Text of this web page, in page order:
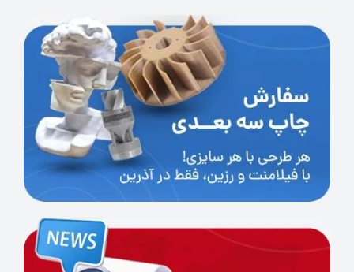
فیلامنت تمام می شود. پس از اتمام
فیلامنت دستگاه
بصورت خودکار خاموش خواهد شد و
در صورت اتمام فیلامنت در حین کار
می توانید به راحتی فیلامنت جدید را
جایگزین نمایید.
لوله تفلون بهینه سازی شده: لوله
تفلون اکسترودر پرینتر سه بعدی
CR10 MAX مقاوم در برابر دمای بالا
می باشد و از برند
معتبر Capricorn استفاده کرده
است. عدم انسداد و تغذیه سریع
باعث می شود شما از چاپ لذت